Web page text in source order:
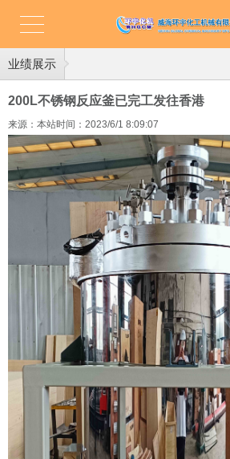
业绩展示
200L不锈钢反应釜已完工发往香港
来源：本站时间：2023/6/1 8:09:07